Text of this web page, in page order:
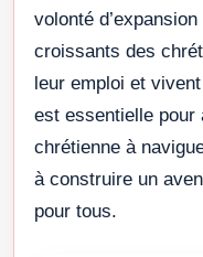
volonté
croissants des
leur emploi et
est essentielle pour
chrétienne à
à construire un
pour tous.